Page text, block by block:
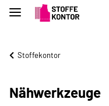
Stoffekontor
Nähwerkzeuge